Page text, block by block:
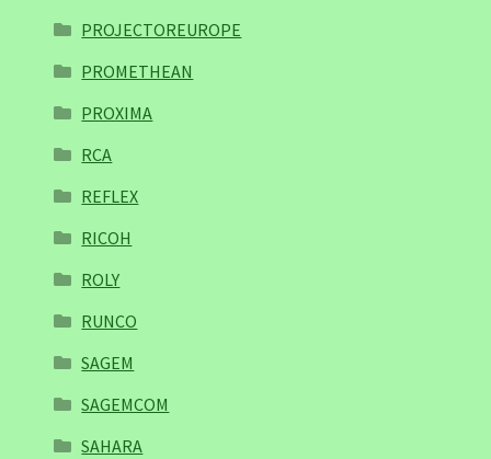
PROJECTOREUROPE
PROMETHEAN
PROXIMA
RCA
REFLEX
RICOH
ROLY
RUNCO
SAGEM
SAGEMCOM
SAHARA